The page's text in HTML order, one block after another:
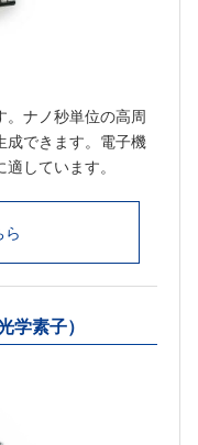
。ナノ秒単位の高周
成できます。電子機
しています。
学素子）